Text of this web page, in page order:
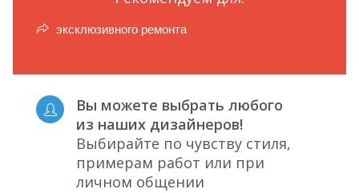
эксклюзивного ремонта
Вы можете выбрать любого
из наших дизайнеров!
Выбирайте по чувству стиля,
примерам работ или при
личном общении